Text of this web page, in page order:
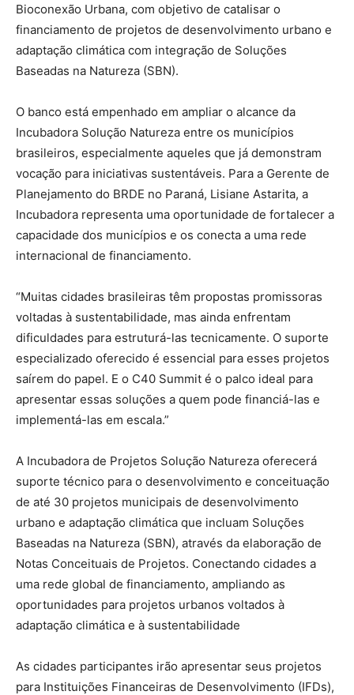
Bioconexão Urbana, com objetivo de catalisar o
financiamento de projetos de desenvolvimento urbano e
adaptação climática com integração de Soluções
Baseadas na Natureza (SBN).
O banco está empenhado em ampliar o alcance da
Incubadora Solução Natureza entre os municípios
brasileiros, especialmente aqueles que já demonstram
vocação para iniciativas sustentáveis. Para a Gerente de
Planejamento do BRDE no Paraná, Lisiane Astarita, a
Incubadora representa uma oportunidade de fortalecer a
capacidade dos municípios e os conecta a uma rede
internacional de financiamento.
“Muitas cidades brasileiras têm propostas promissoras
voltadas à sustentabilidade, mas ainda enfrentam
dificuldades para estruturá-las tecnicamente. O suporte
especializado oferecido é essencial para esses projetos
saírem do papel. E o C40 Summit é o palco ideal para
apresentar essas soluções a quem pode financiá-las e
implementá-las em escala.”
A Incubadora de Projetos Solução Natureza oferecerá
suporte técnico para o desenvolvimento e conceituação
de até 30 projetos municipais de desenvolvimento
urbano e adaptação climática que incluam Soluções
Baseadas na Natureza (SBN), através da elaboração de
Notas Conceituais de Projetos. Conectando cidades a
uma rede global de financiamento, ampliando as
oportunidades para projetos urbanos voltados à
adaptação climática e à sustentabilidade
As cidades participantes irão apresentar seus projetos
para Instituições Financeiras de Desenvolvimento (IFDs),